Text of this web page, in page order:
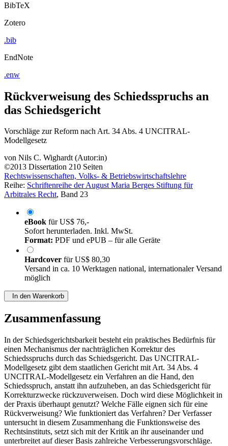
BibTeX
Zotero
.bib
EndNote
.enw
Rückverweisung des Schiedsspruchs an
das Schiedsgericht
Vorschläge zur Reform nach Art. 34 Abs. 4 UNCITRAL-
Modellgesetz
von Nils C. Wighardt (Autor:in)
©2013 Dissertation 210 Seiten
Rechtswissenschaften, Volks- & Betriebswirtschaftslehre
Reihe: Schriftenreihe der August Maria Berges Stiftung für
Arbitrales Recht, Band 23
eBook fürUS$ 76,-
Sofort herunterladen. Inkl. MwSt.
Format: PDF und ePUB – für alle Geräte
Hardcover fürUS$ 80,30
Versand in ca. 10 Werktagen national, internationaler Versand
möglich
In den Warenkorb
Zusammenfassung
In der Schiedsgerichtsbarkeit besteht ein praktisches Bedürfnis für
einen Mechanismus der nachträglichen Korrektur des
Schiedsspruchs durch das Schiedsgericht. Das UNCITRAL-
Modellgesetz gibt dem staatlichen Gericht mit Art. 34 Abs. 4
UNCITRAL-Modellgesetz ein Verfahren an die Hand, den
Schiedsspruch, anstatt ihn aufzuheben, an das Schiedsgericht für
Korrekturzwecke rückzuverweisen. Doch wird diese Möglichkeit in
der Praxis überhaupt genutzt? Welche Fälle eignen sich für eine
Rückverweisung? Wie funktioniert das Verfahren? Der Verfasser
untersucht in diesem Zusammenhang die Funktionsweise des
Rechtsinstituts, setzt sich mit der Kritik an ihr auseinander und
unterbreitet auf dieser Basis zahlreiche Verbesserungsvorschläge.